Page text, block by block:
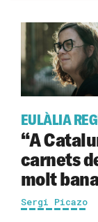
EULÀLIA
“A
carnets
molt
Sergi Picazo